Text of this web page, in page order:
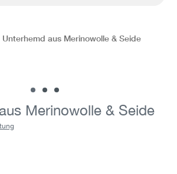
Unterhemd aus Merinowolle & Seide
Merinowolle & Seide